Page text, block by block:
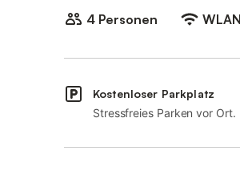
4 Personen
WLAN
Kostenloser Parkplatz
Stressfreies Parken vor Ort.